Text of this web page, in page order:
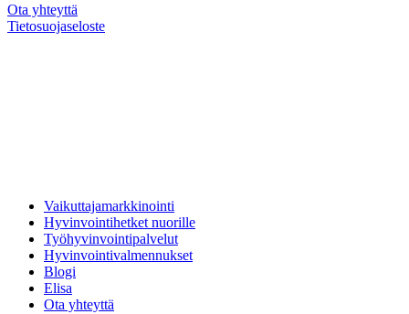
Ota yhteyttä
Tietosuojaseloste
Vaikuttajamarkkinointi
Hyvinvointihetket nuorille
Työhyvinvointipalvelut
Hyvinvointivalmennukset
Blogi
Elisa
Ota yhteyttä